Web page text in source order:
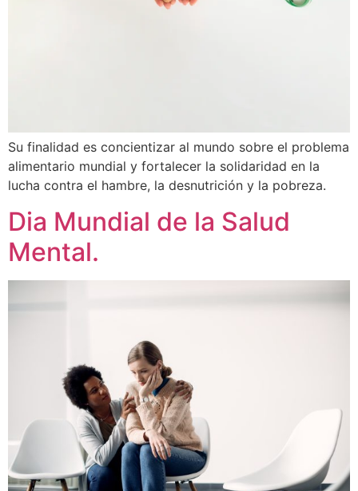
Su finalidad es concientizar al mundo sobre el problema
alimentario mundial y fortalecer la solidaridad en la
lucha contra el hambre, la desnutrición y la pobreza.
Dia Mundial de la Salud
Mental.